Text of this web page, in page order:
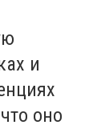
и
оно